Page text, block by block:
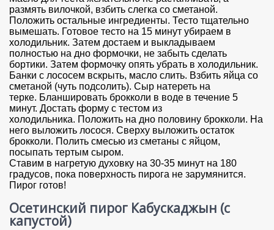
размять вилочкой, взбить слегка со сметаной.
Положить остальные ингредиенты. Тесто тщательно
вымешать. Готовое тесто на 15 минут убираем в
холодильник. Затем достаем и выкладываем
полностью на дно формочки, не забыть сделать
бортики. Затем формочку опять убрать в холодильник.
Банки с лососем вскрыть, масло слить. Взбить яйца со
сметаной (чуть подсолить). Сыр натереть на
терке. Бланшировать брокколи в воде в течение 5
минут. Достать форму с тестом из
холодильника. Положить на дно половину брокколи. На
него выложить лосося. Сверху выложить остаток
брокколи. Полить смесью из сметаны с яйцом,
посыпать тертым сыром.
Ставим в нагретую духовку на 30-35 минут на 180
градусов, пока поверхность пирога не зарумянится.
Пирог готов!
Осетинский пирог Кабускаджын (с
капустой)